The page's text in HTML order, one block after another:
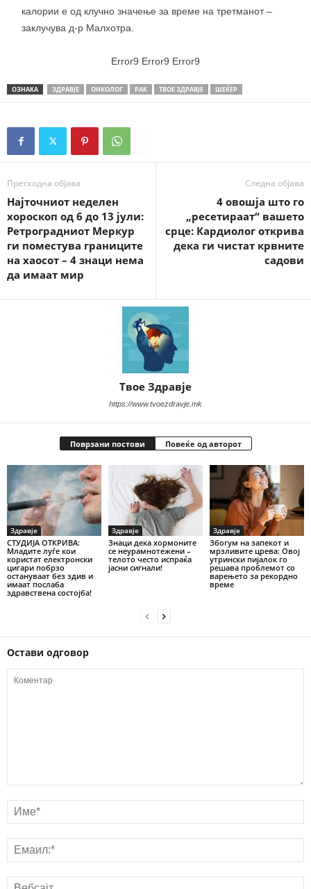
калории е од клучно значење за време на третманот –
заклучува д-р Малхотра.
Error9 Error9 Error9
ОЗНАКА ЗДРАВЈЕ ОНКОЛОГ РАК ТВОЕ ЗДРАВЈЕ ШЕЌЕР
Претходна објава
Најточниот неделен
хороскоп од 6 до 13 јули:
Ретроградниот Меркур
ги поместува границите
на хаосот – 4 знаци нема
да имаат мир
Следна објава
4 овошја што го
„ресетираат“ вашето
срце: Кардиолог открива
дека ги чистат крвните
садови
Твое Здравје
https://www.tvoezdravje.mk
Поврзани постови Повеќе од авторот
Здравје
СТУДИЈА ОТКРИВА:
Младите луѓе кои
користат електронски
цигари побрзо
остануваат без здив и
имаат послаба
здравствена состојба!
Здравје
Знаци дека хормоните
се неурамнотежени –
телото често испраќа
јасни сигнали!
Здравје
Збогум на запекот и
мрзливите црева: Овој
утрински пијалок го
решава проблемот со
варењето за рекордно
време
Остави одговор